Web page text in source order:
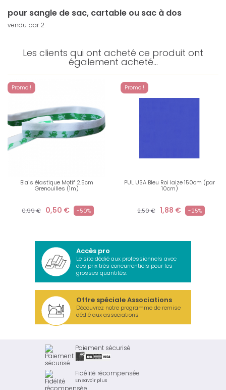
pour sangle de sac, cartable ou sac à dos
vendu par 2
Les clients qui ont acheté ce produit ont
également acheté...
Promo !
Biais élastique Motif 2.5cm
Grenouilles (1m)
0,99 € 0,50 € -50%
Promo !
PUL USA Bleu Roi laize 150cm (par
10cm)
2,50 € 1,88 € -25%
Accès pro
Le site dédié aux professionnels avec
des prix très concurrentiels pour les
grosses quantités.
Offre spéciale Associations
Découvrez notre programme de remise
dédié aux associations
Paiement sécurisé
Fidélité récompensée
En savoir plus